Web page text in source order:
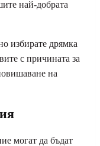
най-добрата
избирате дрямка
с причината за
на
могат да бъдат